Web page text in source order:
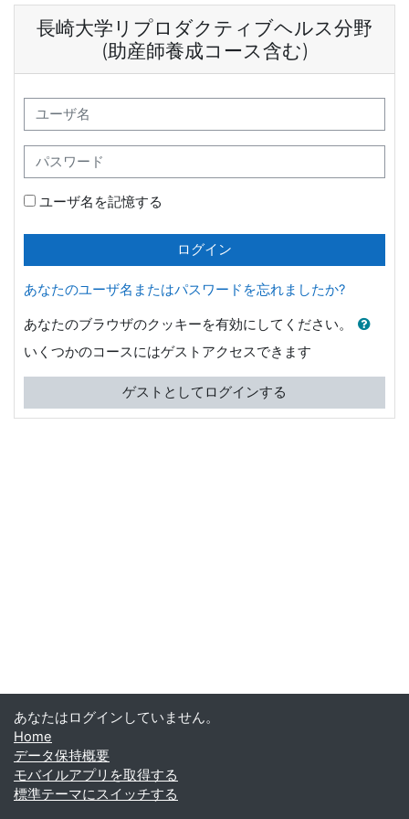
メインコンテンツへスキップする
長崎大学リプロダクティブヘルス分野
(助産師養成コース含む)
ユーザ名
パスワード
ユーザ名を記憶する
ログイン
あなたのユーザ名またはパスワードを忘れましたか?
あなたのブラウザのクッキーを有効にしてください。
いくつかのコースにはゲストアクセスできます
ゲストとしてログインする
あなたはログインしていません。
Home
データ保持概要
モバイルアプリを取得する
標準テーマにスイッチする